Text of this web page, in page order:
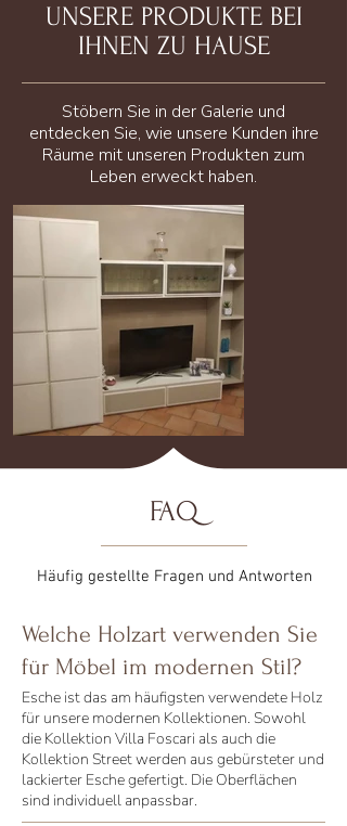
UNSERE PRODUKTE BEI
IHNEN ZU HAUSE
Stöbern Sie in der Galerie und
entdecken Sie, wie unsere Kunden ihre
Räume mit unseren Produkten zum
Leben erweckt haben.
FAQ
Häufig gestellte Fragen und Antworten
Welche Holzart verwenden Sie
für Möbel im modernen Stil?
Esche ist das am häufigsten verwendete Holz
für unsere modernen Kollektionen. Sowohl
die Kollektion Villa Foscari als auch die
Kollektion Street werden aus gebürsteter und
lackierter Esche gefertigt. Die Oberflächen
sind individuell anpassbar.